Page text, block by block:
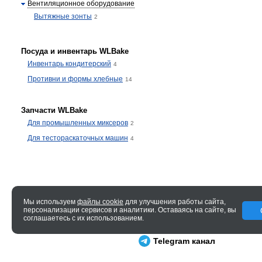
Мы используем файлы cookie для улучшения работы сайта,
персонализации сервисов и аналитики. Оставаясь на сайте, вы
соглашаетесь с их использованием.
Вентиляционное оборудование
Вытяжные зонты 2
Посуда и инвентарь WLBake
Инвентарь кондитерский 4
Противни и формы хлебные 14
Запчасти WLBake
Для промышленных миксеров 2
Для тестораскаточных машин 4
Telegram канал
© 2005—2026 ENTERO
0.061 сек.